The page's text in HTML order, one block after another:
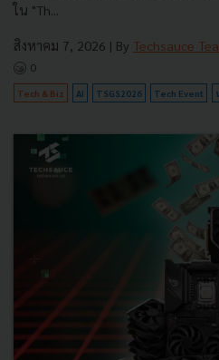
ใน "Th...
สิงหาคม 7, 2026 | By Techsauce
0
Tech & Biz AI TSGS2026 Tech Event